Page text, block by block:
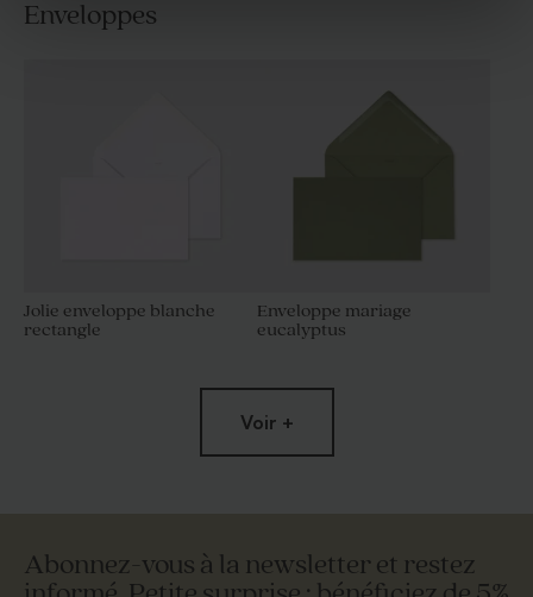
Enveloppes
Jolie enveloppe blanche
rectangle
Enveloppe mariage
eucalyptus
Voir +
Abonnez-vous à la newsletter et restez